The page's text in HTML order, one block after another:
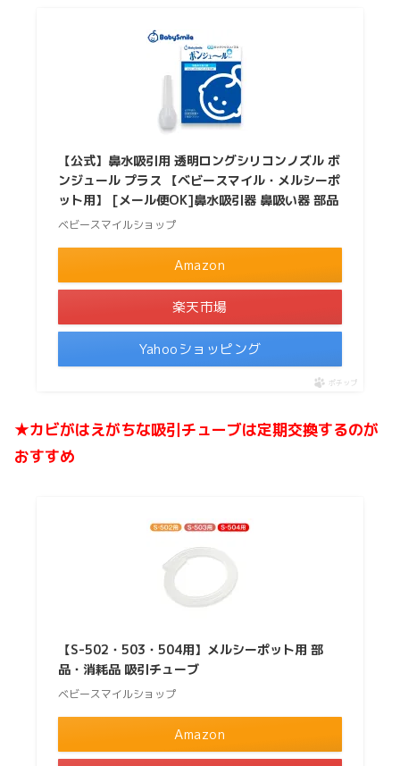
【公式】鼻水吸引用 透明ロングシリコンノズル ボ
ンジュール プラス 【ベビースマイル・メルシーポ
ット用】 [メール便OK]鼻水吸引器 鼻吸い器 部品
ベビースマイルショップ
Amazon
楽天市場
Yahooショッピング
ポチップ
★カビがはえがちな吸引チューブは定期交換するのが
おすすめ
【S-502・503・504用】メルシーポット用 部
品・消耗品 吸引チューブ
ベビースマイルショップ
Amazon